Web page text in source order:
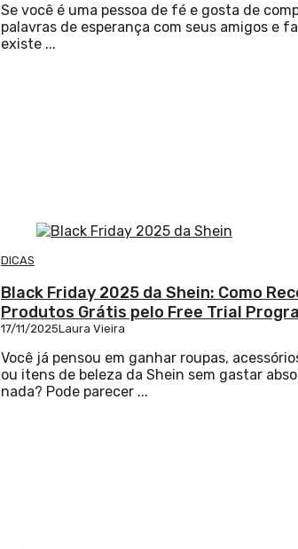
Se você é uma pessoa de fé e gosta de
palavras de esperança com seus amigos e
existe ...
DICAS
Black Friday 2025 da Shein: Como
Produtos Grátis pelo Free Trial
17/11/2025Laura Vieira
Você já pensou em ganhar roupas,
ou itens de beleza da Shein sem gastar
nada? Pode parecer ...